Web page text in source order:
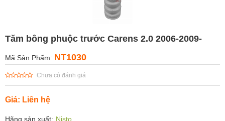
Tăm bông phuộc trước Carens 2.0 2006-2009-
Mã Sản Phẩm: NT1030
Chưa có đánh giá
Giá: Liên hệ
Hãng sản xuất: Nisto